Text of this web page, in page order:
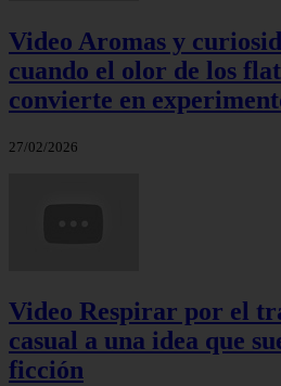
Video Aromas y
cuando el olor de los
convierte en
27/02/2026
Video Respirar por el
casual a una idea que
ficción